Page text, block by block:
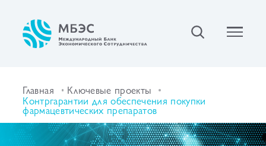
Главная Ключевые проекты
Контргарантии для обеспечения покупки
фармацевтических препаратов